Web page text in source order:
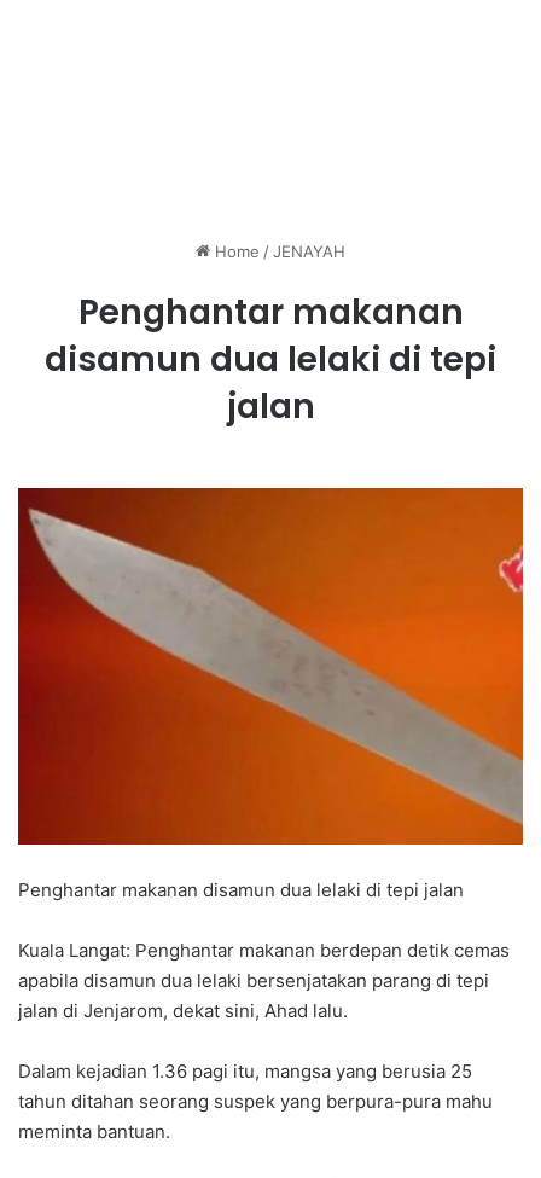
Home /JENAYAH
Penghantar makanan
disamun dua lelaki di tepi
jalan
Penghantar makanan disamun dua lelaki di tepi jalan
Kuala Langat: Penghantar makanan berdepan detik cemas
apabila disamun dua lelaki bersenjatakan parang di tepi
jalan di Jenjarom, dekat sini, Ahad lalu.
Dalam kejadian 1.36 pagi itu, mangsa yang berusia 25
tahun ditahan seorang suspek yang berpura-pura mahu
meminta bantuan.